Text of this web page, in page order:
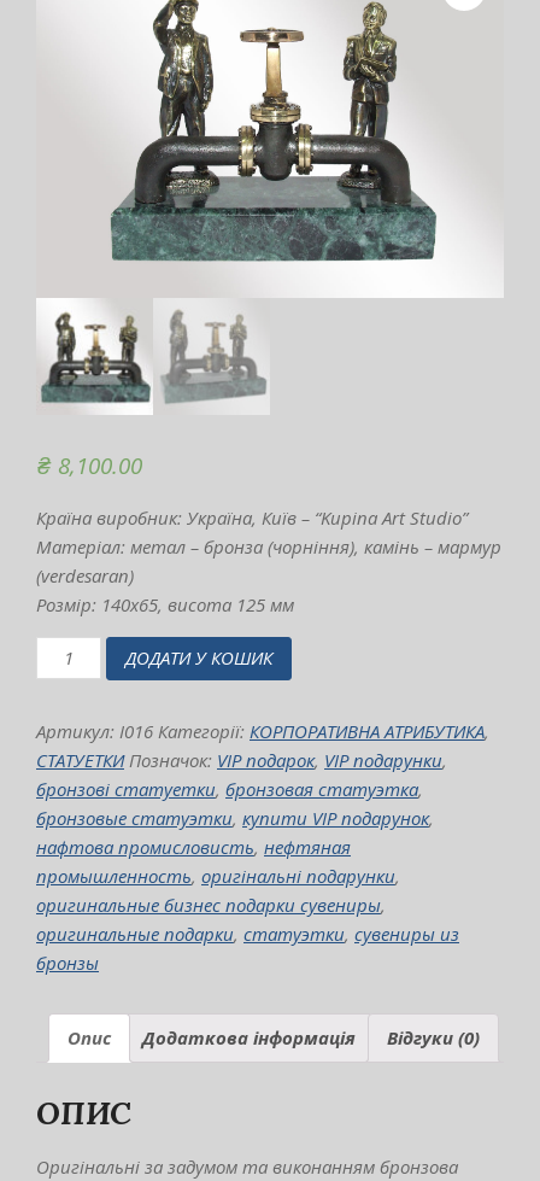
₴ 8,100.00
Країна виробник: Україна, Київ – “Kupina Art Studio”
Матеріал: метал – бронза (чорніння), камінь – мармур
(verdesaran)
Розмір: 140х65, висота 125 мм
бронзова
статуетка
промисловість"
висота
125
мм
кількість
ДОДАТИ У КОШИК
Артикул: I016 Категорії: КОРПОРАТИВНА АТРИБУТИКА,
СТАТУЕТКИ Позначок: VIP подарок, VIP подарунки,
бронзові статуетки, бронзовая статуэтка,
бронзовые статуэтки, купити VIP подарунок,
нафтова промисловисть, нефтяная
промышленность, оригінальні подарунки,
оригинальные бизнес подарки сувениры,
оригинальные подарки, статуэтки, сувениры из
бронзы
Опис Додаткова інформація Відгуки (0)
ОПИС
Оригінальні за задумом та виконанням бронзова